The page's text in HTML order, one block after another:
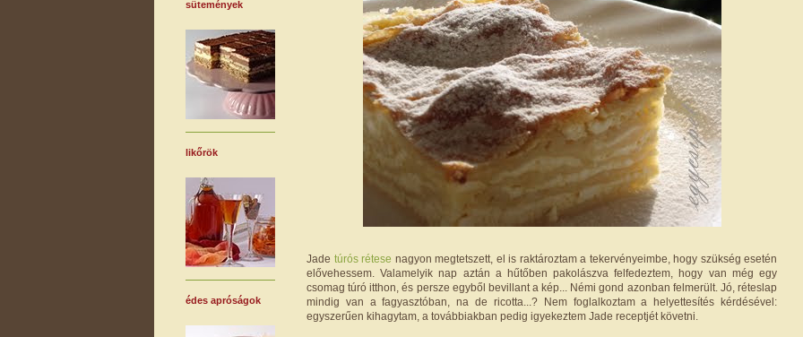
Jade túrós rétese nagyon megtetszett, el is raktároztam a tekervényeimbe, hogy szükség esetén
elővehessem. Valamelyik nap aztán a hűtőben pakolászva felfedeztem, hogy van még egy
csomag túró itthon, és persze egyből bevillant a kép... Némi gond azonban felmerült. Jó, réteslap
mindig van a fagyasztóban, na de ricotta...? Nem foglalkoztam a helyettesítés kérdésével:
egyszerűen kihagytam, a továbbiakban pedig igyekeztem Jade receptjét követni.
sütemények
likőrök
édes apróságok